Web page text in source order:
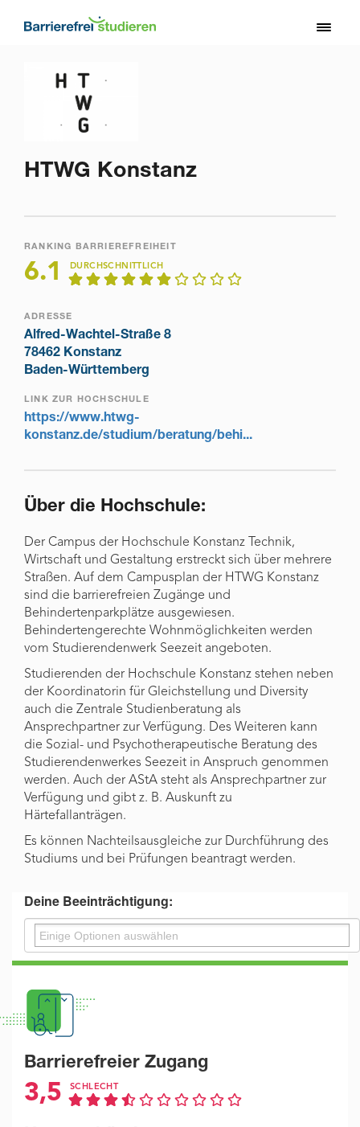
HTWG Konstanz
RANKING BARRIEREFREIHEIT
6.1 DURCHSCHNITTLICH
ADRESSE
Alfred-Wachtel-Straße 8
78462 Konstanz
Baden-Württemberg
LINK ZUR HOCHSCHULE
https://www.htwg-
konstanz.de/studium/beratung/behi...
Über die Hochschule:
Der Campus der Hochschule Konstanz Technik,
Wirtschaft und Gestaltung erstreckt sich über mehrere
Straßen. Auf dem Campusplan der HTWG Konstanz
sind die barrierefreien Zugänge und
Behindertenparkplätze ausgewiesen.
Behindertengerechte Wohnmöglichkeiten werden
vom Studierendenwerk Seezeit angeboten.
Studierenden der Hochschule Konstanz stehen neben
der Koordinatorin für Gleichstellung und Diversity
auch die Zentrale Studienberatung als
Ansprechpartner zur Verfügung. Des Weiteren kann
die Sozial- und Psychotherapeutische Beratung des
Studierendenwerkes Seezeit in Anspruch genommen
werden. Auch der AStA steht als Ansprechpartner zur
Verfügung und gibt z. B. Auskunft zu
Härtefallanträgen.
Es können Nachteilsausgleiche zur Durchführung des
Studiums und bei Prüfungen beantragt werden.
Deine Beeinträchtigung:
Barrierefreier Zugang
3,5 SCHLECHT